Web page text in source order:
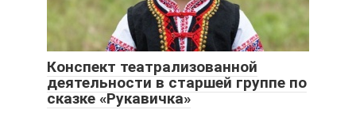
Конспект театрализованной
деятельности в старшей группе по
сказке «Рукавичка»